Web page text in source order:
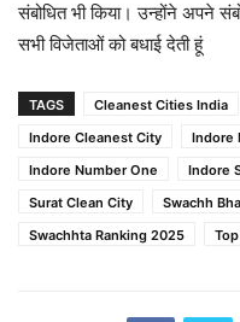
संबोधित भी किया। उन्होंने अपने
सभी विजेताओं को बधाई देती हूं
TAGS Cleanest Cities India
Indore Cleanest City
Indore
Indore Number One
Indore
Surat Clean City
Swachh
Swachhta Ranking 2025